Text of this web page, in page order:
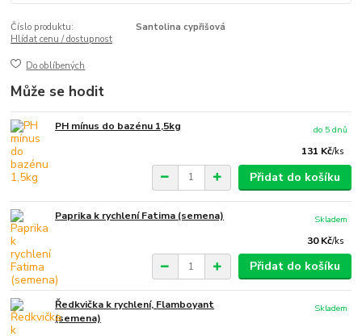
Číslo produktu:
Santolina cypřišová
Hlídat cenu / dostupnost
Do oblíbených
Může se hodit
PH mínus do bazénu 1,5kg
131 Kč/ks
do 5 dnů
Přidat do košíku
Paprika k rychlení Fatima (semena)
30 Kč/ks
Skladem
Přidat do košíku
Ředkvička k rychlení, Flamboyant
(semena)
Skladem